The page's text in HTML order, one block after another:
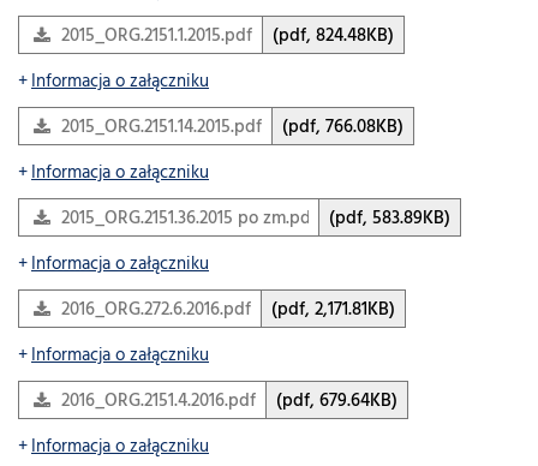
2015_ORG.2151.1.2015.pdf
(pdf, 824.48KB)
Informacja o załączniku
2015_ORG.2151.14.2015.pdf
(pdf, 766.08KB)
Informacja o załączniku
2015_ORG.2151.36.2015 po zm.pdf
(pdf, 583.89KB)
Informacja o załączniku
2016_ORG.272.6.2016.pdf
(pdf, 2,171.81KB)
Informacja o załączniku
2016_ORG.2151.4.2016.pdf
(pdf, 679.64KB)
Informacja o załączniku